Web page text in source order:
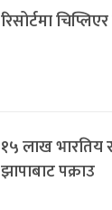
रिसोर्टमा
१५ लाख भारतिय
झापाबाट पक्राउ